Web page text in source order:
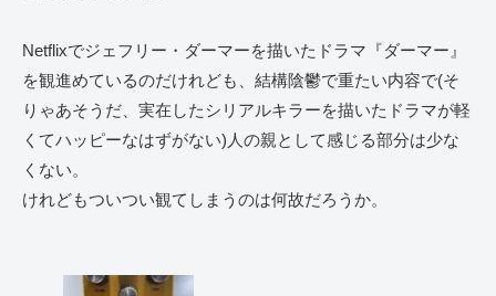
Netflixでジェフリー・ダーマーを描いたドラマ『ダーマー』
を観進めているのだけれども、結構陰鬱で重たい内容で(そ
りゃあそうだ、実在したシリアルキラーを描いたドラマが軽
くてハッピーなはずがない)人の親として感じる部分は少な
くない。
けれどもついつい観てしまうのは何故だろうか。